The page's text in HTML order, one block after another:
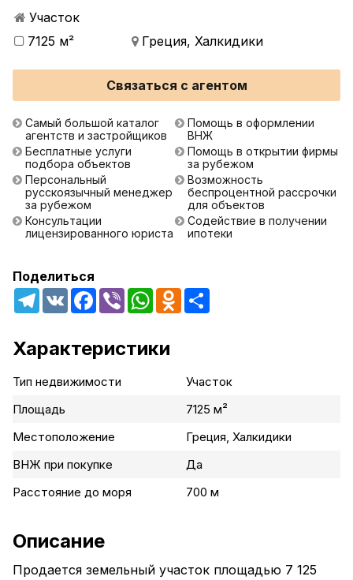
Участок
7125 м²
Греция, Халкидики
Связаться с агентом
Самый большой каталог
агентств и застройщиков
Бесплатные услуги
подбора объектов
Персональный
русскоязычный менеджер
за рубежом
Консультации
лицензированного юриста
Помощь в оформлении
ВНЖ
Помощь в открытии фирмы
за рубежом
Возможность
беспроцентной рассрочки
для объектов
Содействие в получении
ипотеки
Поделиться
Telegram
VK Facebook
Viber WhatsAppOdnoklassniki
Характеристики
Тип недвижимости
Участок
Площадь
7125 м²
Местоположение
Греция, Халкидики
ВНЖ при покупке
Да
Расстояние до моря
700 м
Описание
Продается земельный участок площадью 7 125